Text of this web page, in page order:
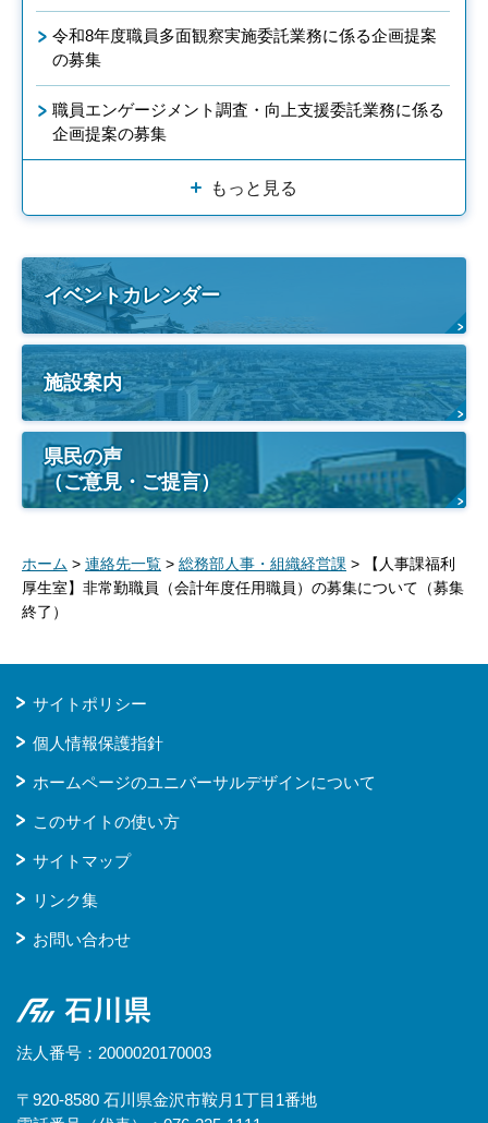
令和8年度職員多面観察実施委託業務に係る企画提案
の募集
職員エンゲージメント調査・向上支援委託業務に係る
企画提案の募集
もっと見る
イベントカレンダー
施設案内
県民の声
（ご意見・ご提言）
ホーム > 連絡先一覧 > 総務部人事・組織経営課 > 【人事課福利
厚生室】非常勤職員（会計年度任用職員）の募集について（募集
終了）
サイトポリシー
個人情報保護指針
ホームページのユニバーサルデザインについて
このサイトの使い方
サイトマップ
リンク集
お問い合わせ
石川県
法人番号：2000020170003
〒920-8580 石川県金沢市鞍月1丁目1番地